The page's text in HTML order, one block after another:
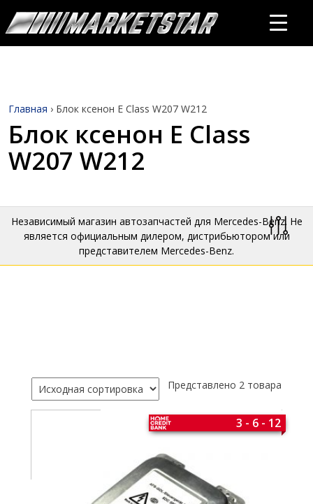
Главная › Блок ксенон E Class W207 W212
Блок ксенон E Class
W207 W212
Независимый магазин автозапчастей для Mercedes-Benz. Не
является официальным дилером, дистрибьютором или
представителем Mercedes-Benz.
Представлено 2 товара
3 - 6 - 12